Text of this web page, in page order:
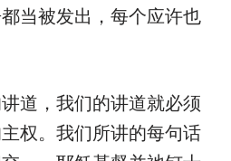
当被发出，每个应许也
道，我们的讲道就必须
权。我们所讲的每句话